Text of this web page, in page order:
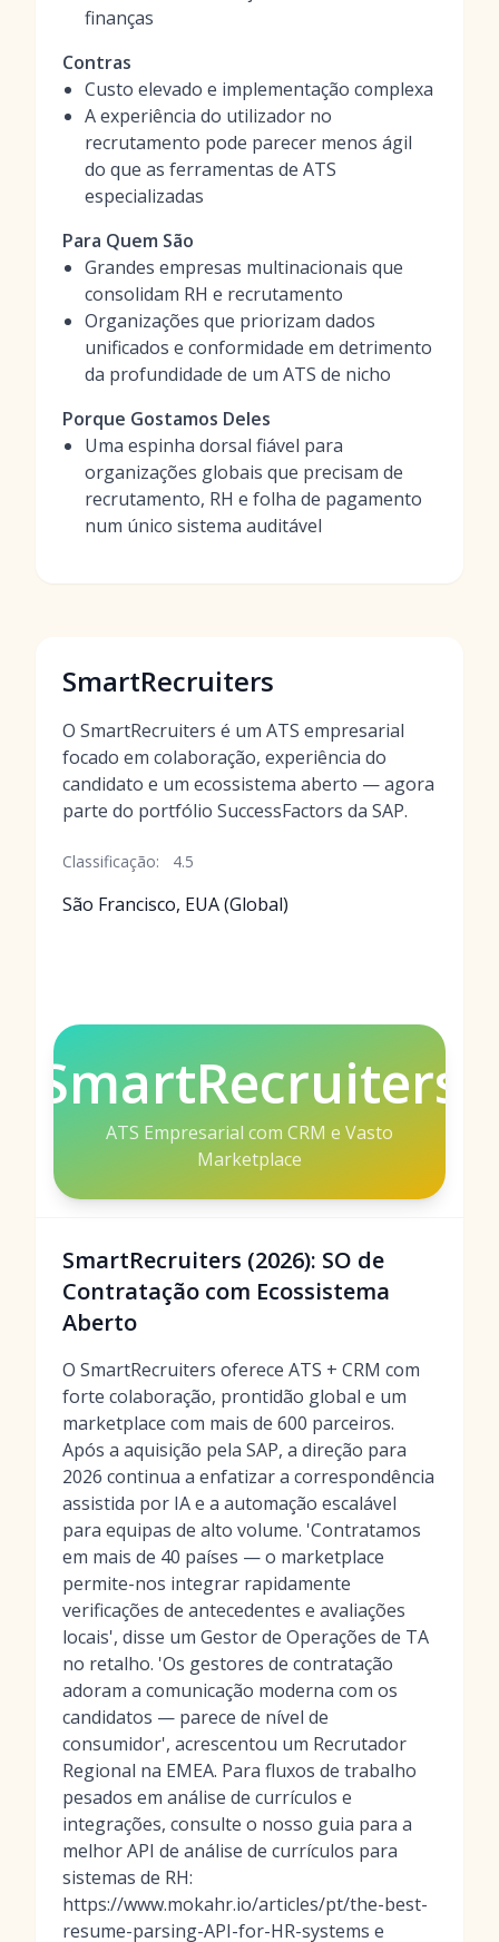
finanças
Contras
Custo elevado e implementação complexa
A experiência do utilizador no
recrutamento pode parecer menos ágil
do que as ferramentas de ATS
especializadas
Para Quem São
Grandes empresas multinacionais que
consolidam RH e recrutamento
Organizações que priorizam dados
unificados e conformidade em detrimento
da profundidade de um ATS de nicho
Porque Gostamos Deles
Uma espinha dorsal fiável para
organizações globais que precisam de
recrutamento, RH e folha de pagamento
num único sistema auditável
SmartRecruiters
O SmartRecruiters é um ATS empresarial
focado em colaboração, experiência do
candidato e um ecossistema aberto — agora
parte do portfólio SuccessFactors da SAP.
Classificação: 4.5
São Francisco, EUA (Global)
SmartRecruiters
ATS Empresarial com CRM e Vasto
Marketplace
SmartRecruiters (2026): SO de
Contratação com Ecossistema
Aberto
O SmartRecruiters oferece ATS + CRM com
forte colaboração, prontidão global e um
marketplace com mais de 600 parceiros.
Após a aquisição pela SAP, a direção para
2026 continua a enfatizar a correspondência
assistida por IA e a automação escalável
para equipas de alto volume. 'Contratamos
em mais de 40 países — o marketplace
permite-nos integrar rapidamente
verificações de antecedentes e avaliações
locais', disse um Gestor de Operações de TA
no retalho. 'Os gestores de contratação
adoram a comunicação moderna com os
candidatos — parece de nível de
consumidor', acrescentou um Recrutador
Regional na EMEA. Para fluxos de trabalho
pesados em análise de currículos e
integrações, consulte o nosso guia para a
melhor API de análise de currículos para
sistemas de RH:
https://www.mokahr.io/articles/pt/the-best-
resume-parsing-API-for-HR-systems e